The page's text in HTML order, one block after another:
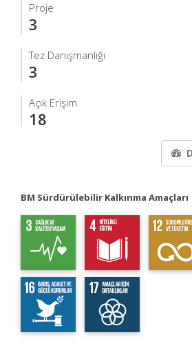
Proje
3
Tez Danışmanlığı
3
Açık Erişim
18
BM Sürdürülebilir Kalkınma Amaçları